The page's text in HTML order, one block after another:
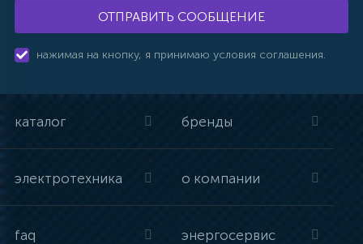
ОТПРАВИТЬ СООБЩЕНИЕ
нажимая на кнопку, я принимаю условия соглашения.
каталог бренды
электротехника о компании
faq энергосервис